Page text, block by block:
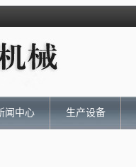
闻中心 生产设备